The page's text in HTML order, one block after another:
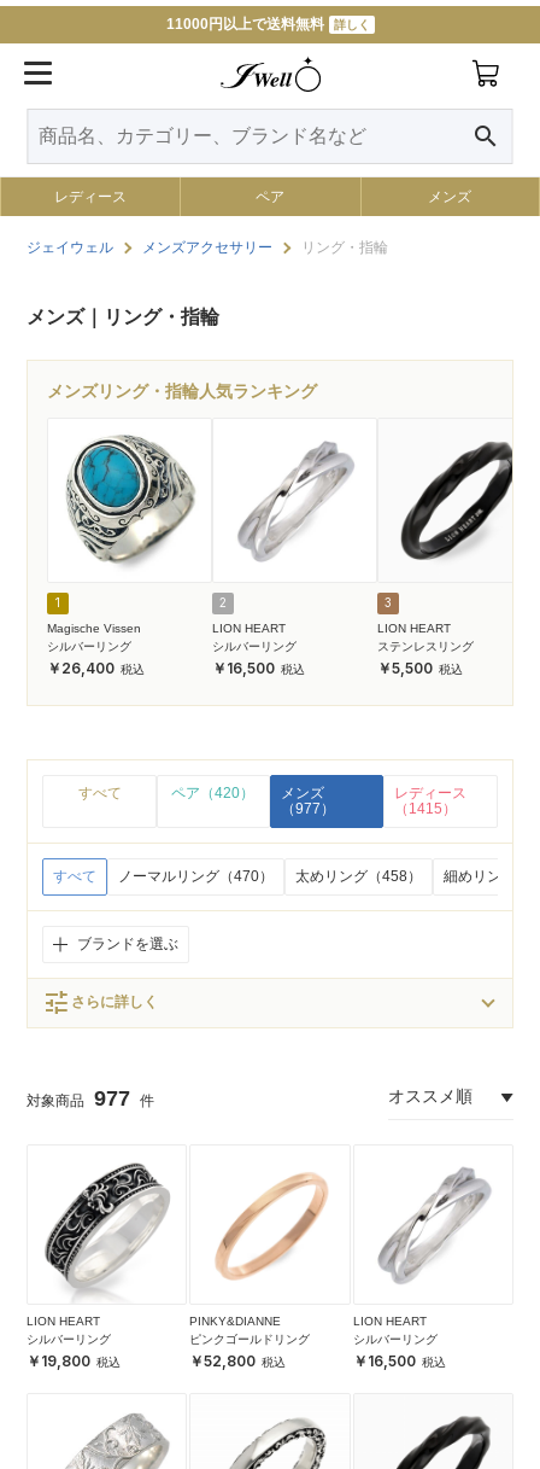
11000円以上で送料無料 詳しく
search
レディース ペア メンズ
ジェイウェル メンズアクセサリー リング・指輪
メンズ｜リング・指輪
メンズリング・指輪人気ランキング
1
Magische Vissen
シルバーリング
26,400
2
LION HEART
シルバーリング
16,500
3
LION HEART
ステンレスリング
5,500
すべて ペア（420）
メンズ
（977）
レディース
（1415）
すべて ノーマルリング（470） 太めリング（458） 細めリング（
ブランドを選ぶ
tune さらに詳しく
977
LION HEART
シルバーリング
19,800
PINKY&DIANNE
ピンクゴールドリング
52,800
LION HEART
シルバーリング
16,500